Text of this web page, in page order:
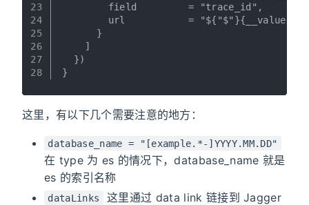
23
24
25
26
27
28
        field         = "trace_id",
url           =
      }
    ]
  })
}
这里，有以下几个需要注意的地方：
database_name = "[example.*-]YYYY.MM.DD"
在 type 为 es 的情况下，database_name 就是
es 的索引名称
dataLinks
这里通过 data link 链接到 Jagger